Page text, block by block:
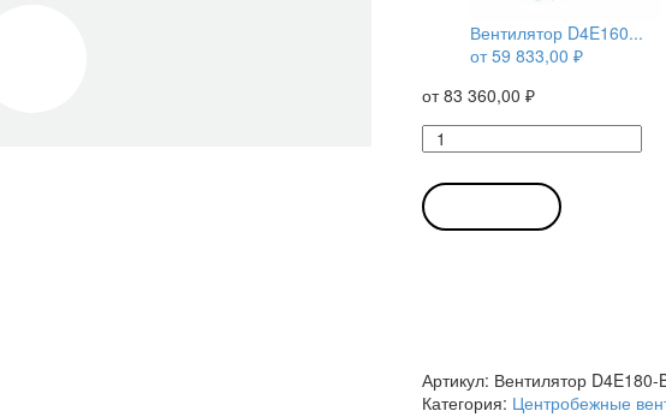
Вентилятор D4E160...
от59 833,00 ₽
от83 360,00 ₽
Количество
товара
Вентилятор
D4E180-
BA02-
Артикул: Вентилятор
Категория: Центробежные